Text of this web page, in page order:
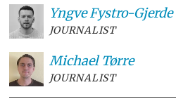
Yngve Fystro-Gjerde
JOURNALIST
Michael Tørre
JOURNALIST